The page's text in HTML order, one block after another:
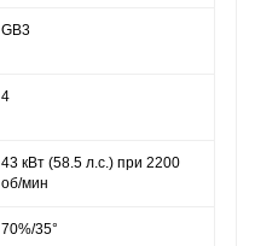
GB3
4
43 кВт (58.5 л.с.) при 2200
об/мин
70%/35°